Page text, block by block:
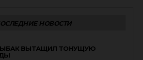
НОВОСТИ
ВЫТАЩИЛ ТОНУЩУЮ